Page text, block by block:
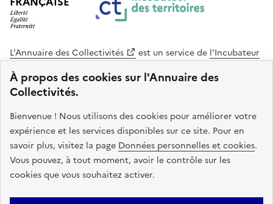
À propos des cookies sur l'Annuaire des
Collectivités.
Bienvenue ! Nous utilisons des cookies pour améliorer votre
expérience et les services disponibles sur ce site. Pour en
savoir plus, visitez la page Données personnelles et cookies.
Vous pouvez, à tout moment, avoir le contrôle sur les
cookies que vous souhaitez activer.
L'Annuaire des Collectivités est un service de l'Incubateur
Cohésion des Territoires
. Le code source de ce site web
est disponible en licence libre. Le design de ce site est conçu
avec le système de design de l’État.
legifrance.gouv.fr
info.gouv.fr
service-public.gouv.fr
data.gouv.fr
Plan du site Accessibilite : non conforme Mentions légales